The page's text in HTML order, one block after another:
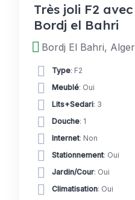
Très joli F2
Bordj el Bahri
Bordj El Bahri,
Type: F2
Meublé: Oui
Lits+Sedari: 3
Douche: 1
Internet: Non
Stationnement: Oui
Jardin/Cour: Oui
Climatisation: Oui